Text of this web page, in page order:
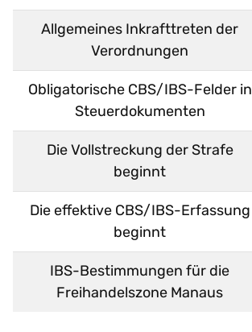
Allgemeines Inkrafttreten der
Verordnungen
Obligatorische CBS/IBS-Felder in
Steuerdokumenten
Die Vollstreckung der Strafe
beginnt
Die effektive CBS/IBS-Erfassung
beginnt
IBS-Bestimmungen für die
Freihandelszone Manaus